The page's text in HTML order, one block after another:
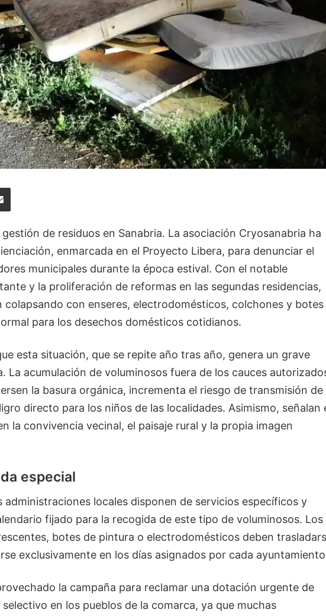
Compartir via Email
de residuos en Sanabria. La asociación Cryosanabria ha
enmarcada en el Proyecto Libera, para denunciar el
municipales durante la época estival. Con el notable
y la proliferación de reformas en las segundas residencias,
colapsando con enseres, electrodomésticos, colchones y botes
para los desechos domésticos cotidianos.
esta situación, que se repite año tras año, genera un grave
La acumulación de voluminosos fuera de los cauces
la basura orgánica, incrementa el riesgo de transmisión de
directo para los niños de las localidades. Asimismo, señalan
la convivencia vecinal, el paisaje rural y la propia imagen
especial
administraciones locales disponen de servicios específicos y
fijado para la recogida de este tipo de voluminosos. Los
botes de pintura o electrodomésticos deben
exclusivamente en los días asignados por cada
la campaña para reclamar una dotación urgente de
en los pueblos de la comarca, ya que muchas